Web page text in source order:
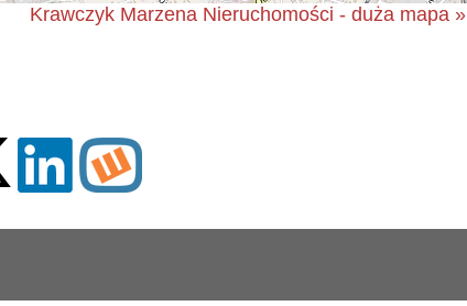
Krawczyk Marzena Nieruchomości - duża mapa »